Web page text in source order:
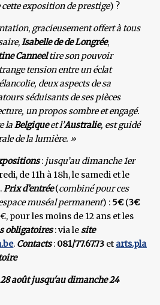
cette exposition de prestige) ?
, gracieusement offert à tous
,Isabelle de de Longrée,
Canneeltire son pouvoir
tension entre un éclat
deux aspects de sa
séduisants de ses pièces
un propos sombre et engagé.
laBelgiqueet l’Australie, est guidé
de la lumière. »
: jusqu’au dimanche 1er
de 11h à 18h, le samedi et le
Prix d’entrée(combiné pour ces
muséal permanent) : 5€ (3€
pour les moins de 12 ans et les
obligatoires: via lesite
. Contacts: 081/77.67.73 et
août jusqu'au dimanche 24